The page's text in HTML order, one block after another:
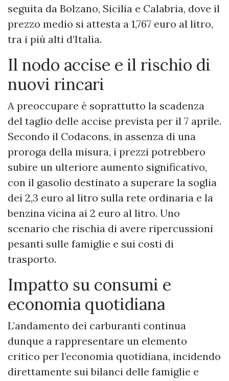
seguita da Bolzano, Sicilia e Calabria, dove il
prezzo medio si attesta a 1,767 euro al litro,
tra i più alti d’Italia.
Il nodo accise e il rischio di
nuovi rincari
A preoccupare è soprattutto la scadenza
del taglio delle accise prevista per il 7 aprile.
Secondo il Codacons, in assenza di una
proroga della misura, i prezzi potrebbero
subire un ulteriore aumento significativo,
con il gasolio destinato a superare la soglia
dei 2,3 euro al litro sulla rete ordinaria e la
benzina vicina ai 2 euro al litro. Uno
scenario che rischia di avere ripercussioni
pesanti sulle famiglie e sui costi di
trasporto.
Impatto su consumi e
economia quotidiana
L’andamento dei carburanti continua
dunque a rappresentare un elemento
critico per l’economia quotidiana, incidendo
direttamente sui bilanci delle famiglie e